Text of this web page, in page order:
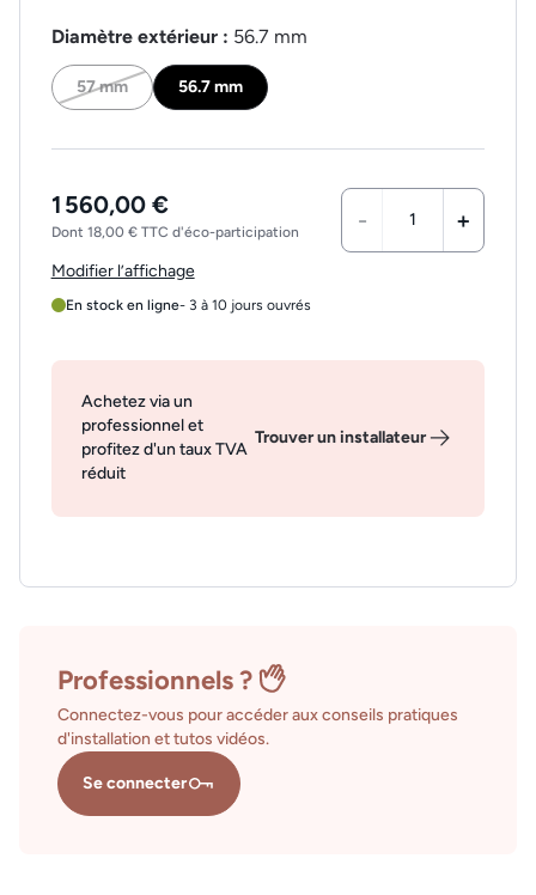
Diamètre extérieur : 56.7 mm
57 mm 56.7 mm
1 560,00 €
Dont 18,00 € TTC d'éco-participation - +
Modifier l’affichage
En stock en ligne- 3 à 10 jours ouvrés
Achetez via un
professionnel et
profitez d'un taux TVA
réduit
Trouver un installateur
Professionnels ?
Connectez-vous pour accéder aux conseils pratiques
d'installation et tutos vidéos.
Se connecter